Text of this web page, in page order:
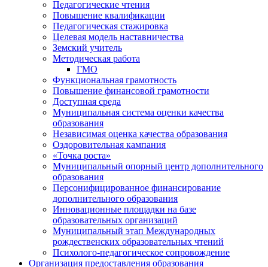
Педагогические чтения
Повышение квалификации
Педагогическая стажировка
Целевая модель наставничества
Земский учитель
Методическая работа
ГМО
Функциональная грамотность
Повышение финансовой грамотности
Доступная среда
Муниципальная система оценки качества
образования
Независимая оценка качества образования
Оздоровительная кампания
«Точка роста»
Муниципальный опорный центр дополнительного
образования
Персонифицированное финансирование
дополнительного образования
Инновационные площадки на базе
образовательных организаций
Муниципальный этап Международных
рождественских образовательных чтений
Психолого-педагогическое сопровождение
Организация предоставления образования